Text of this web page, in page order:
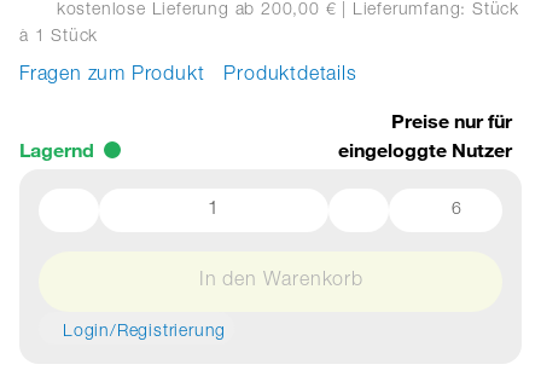
kostenlose Lieferung ab 200,00 € | Lieferumfang: Stück
à 1 Stück
Fragen zum Produkt Produktdetails
Lagernd
Preise nur für
eingeloggte Nutzer
6
In den Warenkorb
Login/Registrierung